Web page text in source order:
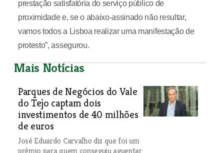
prestação satisfatória do serviço público de
proximidade e, se o abaixo-assinado não resultar,
vamos todos a Lisboa realizar uma manifestação de
protesto”, assegurou.
Mais Notícias
Parques de Negócios do Vale
do Tejo captam dois
investimentos de 40 milhões
de euros
José Eduardo Carvalho diz que foi um
prémio para quem conseguiu aguentar